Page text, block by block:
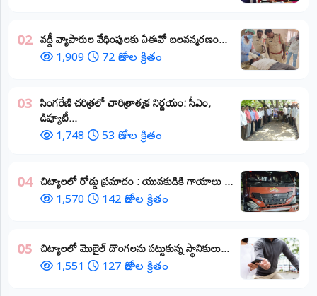
02 వడ్డీ వ్యాపారుల వేధింపులకు ఏఈవో బలవన్మరణం...
1,909 72 రోజుల క్రితం
03 ​సింగరేణి చరిత్రలో చారిత్రాత్మక నిర్ణయం: సీఎం,
డిప్యూటీ...
1,748 53 రోజుల క్రితం
04 చిట్యాలలో రోడ్డు ప్రమాదం : యువకుడికి గాయాలు ​...
1,570 142 రోజుల క్రితం
05 చిట్యాలలో మొబైల్ దొంగలను పట్టుకున్న స్థానికులు...
1,551 127 రోజుల క్రితం